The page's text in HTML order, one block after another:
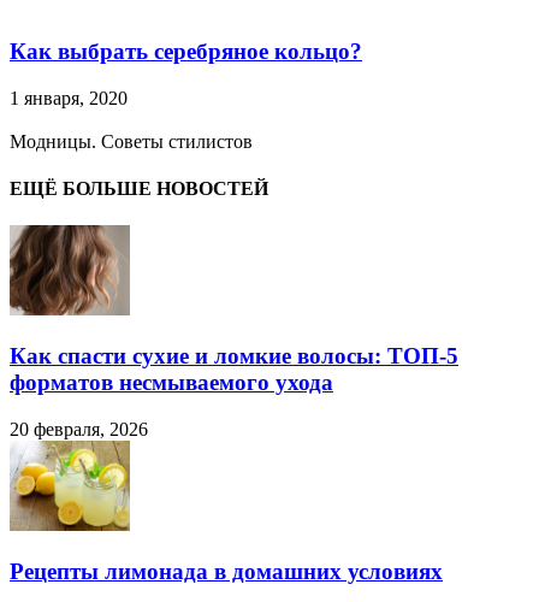
Как выбрать серебряное кольцо?
1 января, 2020
Модницы. Советы стилистов
ЕЩЁ БОЛЬШЕ НОВОСТЕЙ
Как спасти сухие и ломкие волосы: ТОП-5
форматов несмываемого ухода
20 февраля, 2026
Рецепты лимонада в домашних условиях